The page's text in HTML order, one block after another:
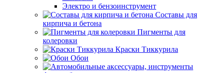
Электро и бензоинструмент
Составы для
кирпича и бетона
Пигменты для
колеровки
Краски Тиккурила
Обои